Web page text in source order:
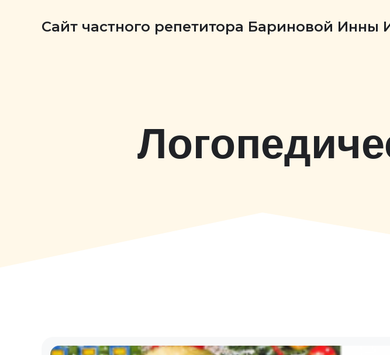
Сайт частного репетитора Бариновой Инны